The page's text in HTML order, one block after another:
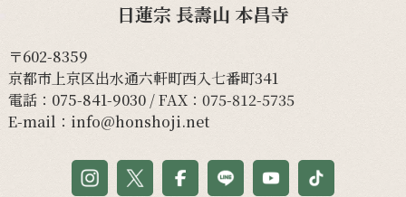
日蓮宗 長壽山 本昌寺
〒602-8359
京都市上京区出水通六軒町西入七番町341
電話： 075-841-9030/ FAX：075-812-5735
E-mail： info@honshoji.net